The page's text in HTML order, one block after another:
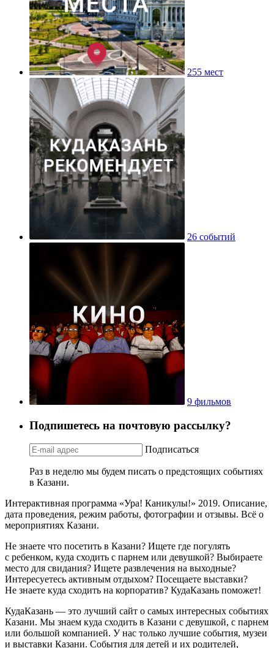
255 мест
26 событий
9 фильмов
Подпишетесь на почтовую рассылку?
Подписаться
Раз в неделю мы будем писать о предстоящих событиях
в Казани.
Интерактивная программа «Ура! Каникулы!» 2019. Описание,
дата проведения, режим работы, фотографии и отзывы. Всё о
мероприятиях Казани.
Не знаете что посетить в Казани? Ищете где погулять
с ребенком, куда сходить с парнем или девушкой? Выбираете
место для свидания? Ищете развлечения на выходные?
Интересуетесь активным отдыхом? Посещаете выставки?
Не знаете куда сходить на корпоратив? КудаКазань поможет!
КудаКазань — это лучший сайт о самых интересных событиях
Казани. Мы знаем куда сходить в Казани с девушкой, с парнем
или большой компанией. У нас только лучшие события, музеи
и выставки Казани. События для детей и их родителей,